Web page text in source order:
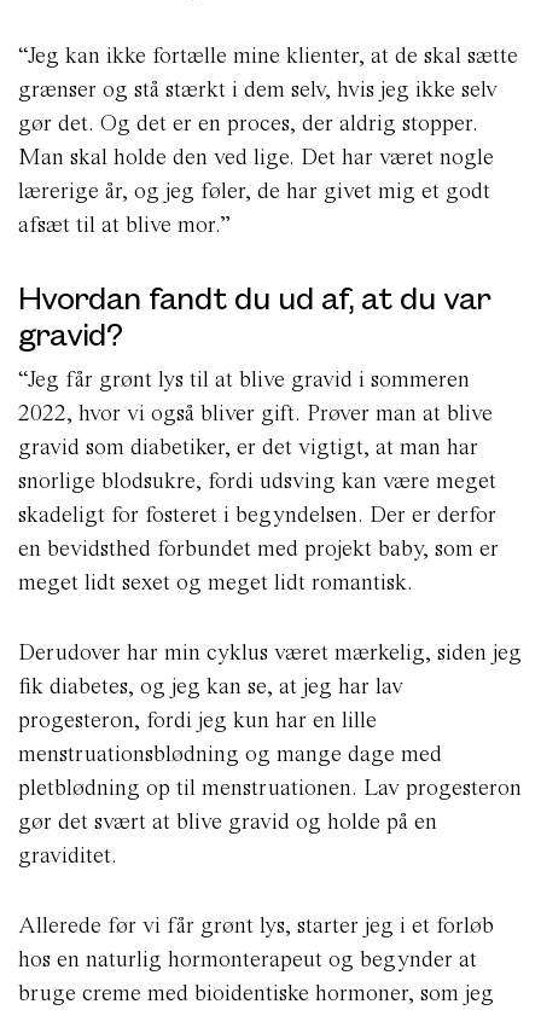
“Jeg kan ikke fortælle mine klienter, at de skal sætte
grænser og stå stærkt i dem selv, hvis jeg ikke selv
gør det. Og det er en proces, der aldrig stopper.
Man skal holde den ved lige. Det har været nogle
lærerige år, og jeg føler, de har givet mig et godt
afsæt til at blive mor.”
Hvordan fandt du ud af, at du var
gravid?
“Jeg får grønt lys til at blive gravid i sommeren
2022, hvor vi også bliver gift. Prøver man at blive
gravid som diabetiker, er det vigtigt, at man har
snorlige blodsukre, fordi udsving kan være meget
skadeligt for fosteret i begyndelsen. Der er derfor
en bevidsthed forbundet med projekt baby, som er
meget lidt sexet og meget lidt romantisk.
Derudover har min cyklus været mærkelig, siden jeg
fik diabetes, og jeg kan se, at jeg har lav
progesteron, fordi jeg kun har en lille
menstruationsblødning og mange dage med
pletblødning op til menstruationen. Lav progesteron
gør det svært at blive gravid og holde på en
graviditet.
Allerede før vi får grønt lys, starter jeg i et forløb
hos en naturlig hormonterapeut og begynder at
bruge creme med bioidentiske hormoner, som jeg